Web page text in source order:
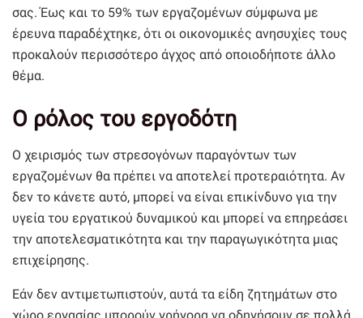
σας. Έως και το 59% των εργαζομένων σύμφωνα με
έρευνα παραδέχτηκε, ότι οι οικονομικές ανησυχίες τους
προκαλούν περισσότερο άγχος από οποιοδήποτε άλλο
θέμα.
Ο ρόλος του εργοδότη
Ο χειρισμός των στρεσογόνων παραγόντων των
εργαζομένων θα πρέπει να αποτελεί προτεραιότητα. Αν
δεν το κάνετε αυτό, μπορεί να είναι επικίνδυνο για την
υγεία του εργατικού δυναμικού και μπορεί να επηρεάσει
την αποτελεσματικότητα και την παραγωγικότητα μιας
επιχείρησης.
Εάν δεν αντιμετωπιστούν, αυτά τα είδη ζητημάτων στο